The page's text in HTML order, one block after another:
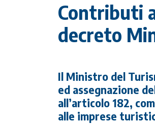
Contributi
decreto
Il Ministro del
ed assegnazione
all’articolo 182,
alle imprese